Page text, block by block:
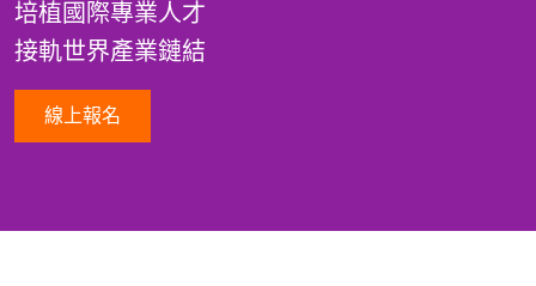
培植國際專業人才
接軌世界產業鏈結
線上報名